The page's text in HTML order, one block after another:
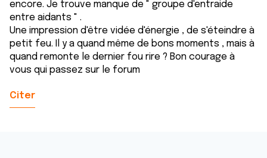
encore. Je trouve manque de " groupe d'entraide
entre aidants " .
Une impression d'être vidée d'énergie , de s'éteindre à
petit feu. Il y a quand même de bons moments , mais à
quand remonte le dernier fou rire ? Bon courage à
vous qui passez sur le forum
Citer